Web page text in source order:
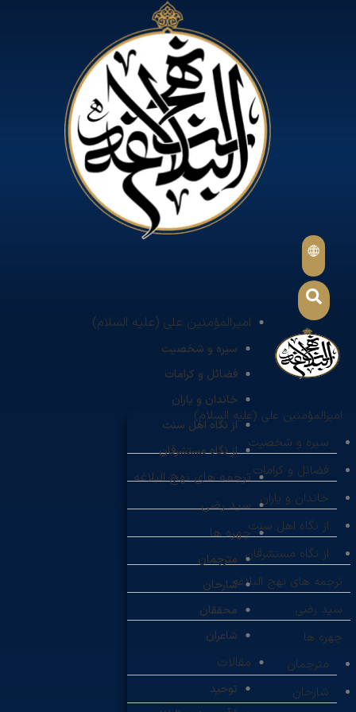
امیرالمؤمنین علی (علیه السلام)
سیره و شخصیت
فضائل و کرامات
خاندان و یاران
از نگاه اهل سنت
از نگاه مستشرقان
ترجمه های نهج البلاغه
سید رضی
چهره ها
مترجمان
شارحان
محققان
شاعران
مقالات
توحید
امیرالمؤمنین علی (علیه السلام)
سیره و شخصیت
فضائل و کرامات
خاندان و یاران
از نگاه اهل سنت
از نگاه مستشرقان
ترجمه های نهج البلاغه
سید رضی
چهره ها
مترجمان
شارحان